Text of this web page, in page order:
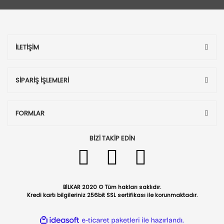
İLETİŞİM
SİPARİŞ İŞLEMLERİ
FORMLAR
BİZİ TAKİP EDİN
BİLKAR 2020 © Tüm hakları saklıdır.
Kredi kartı bilgileriniz 256bit SSL sertifikası ile korunmaktadır.
ideasoft e-